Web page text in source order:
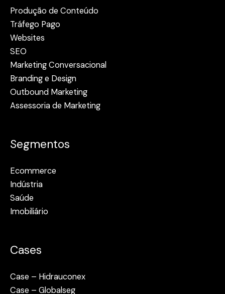
Produção de Conteúdo
Tráfego Pago
Websites
SEO
Marketing Conversacional
Branding e Design
Outbound Marketing
Assessoria de Marketing
Segmentos
Ecommerce
Indústria
Saúde
Imobiliário
Cases
Case – Hidrauconex
Case – Globalseg